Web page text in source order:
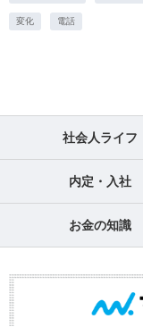
変化 電話
社会人ライフ
内定・入社
お金の知識